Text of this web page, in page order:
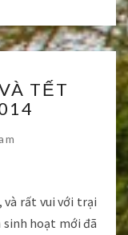
TẾT
và rất vui với trại
sinh hoạt mới đã